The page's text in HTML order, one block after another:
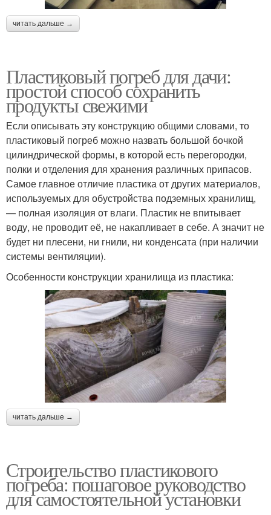
читать дальше →
Пластиковый погреб для дачи:
простой способ сохранить
продукты свежими
Если описывать эту конструкцию общими словами, то
пластиковый погреб можно назвать большой бочкой
цилиндрической формы, в которой есть перегородки,
полки и отделения для хранения различных припасов.
Самое главное отличие пластика от других материалов,
используемых для обустройства подземных хранилищ,
— полная изоляция от влаги. Пластик не впитывает
воду, не проводит её, не накапливает в себе. А значит не
будет ни плесени, ни гнили, ни конденсата (при наличии
системы вентиляции).
Особенности конструкции хранилища из пластика:
читать дальше →
Строительство пластикового
погреба: пошаговое руководство
для самостоятельной установки